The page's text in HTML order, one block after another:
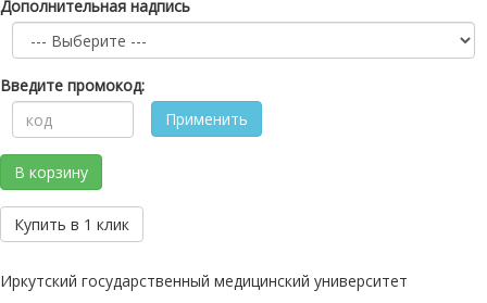
Дополнительная надпись
Введите промокод:
Применить
В корзину
Купить в 1 клик
Иркутский государственный медицинский университет